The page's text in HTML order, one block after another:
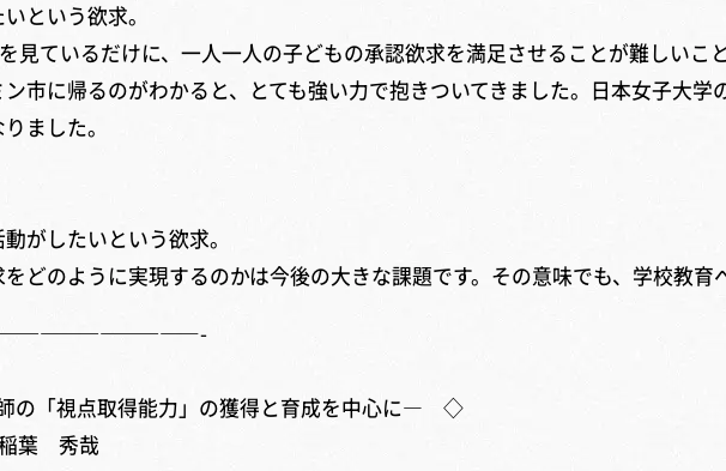
という欲求。
見ているだけに、一人一人の子どもの承認欲求を満足させることが難しい
市に帰るのがわかると、とても強い力で抱きついてきました。日本女子大
ました。
がしたいという欲求。
どのように実現するのかは今後の大きな課題です。その意味でも、学校教育
「視点取得能力」の獲得と育成を中心に― ◇
葉 秀哉